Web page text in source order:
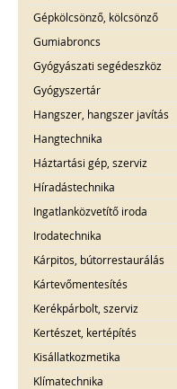
Gépkölcsönző, kölcsönző
Gumiabroncs
Gyógyászati segédeszköz
Gyógyszertár
Hangszer, hangszer javítás
Hangtechnika
Háztartási gép, szerviz
Híradástechnika
Ingatlanközvetítő iroda
Irodatechnika
Kárpitos, bútorrestaurálás
Kártevőmentesítés
Kerékpárbolt, szerviz
Kertészet, kertépítés
Kisállatkozmetika
Klímatechnika